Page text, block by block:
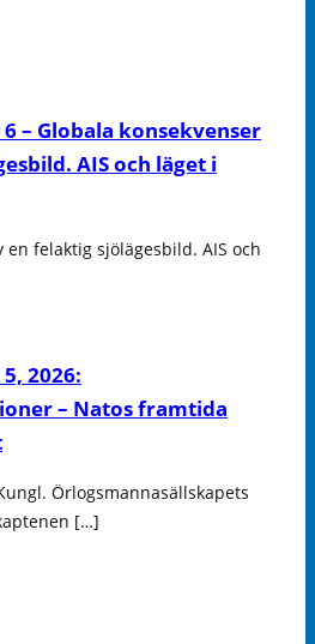
– Globala konsekvenser
AIS och läget i
en felaktig sjölägesbild. AIS och
2026:
– Natos framtida
Örlogsmannasällskapets
[…]